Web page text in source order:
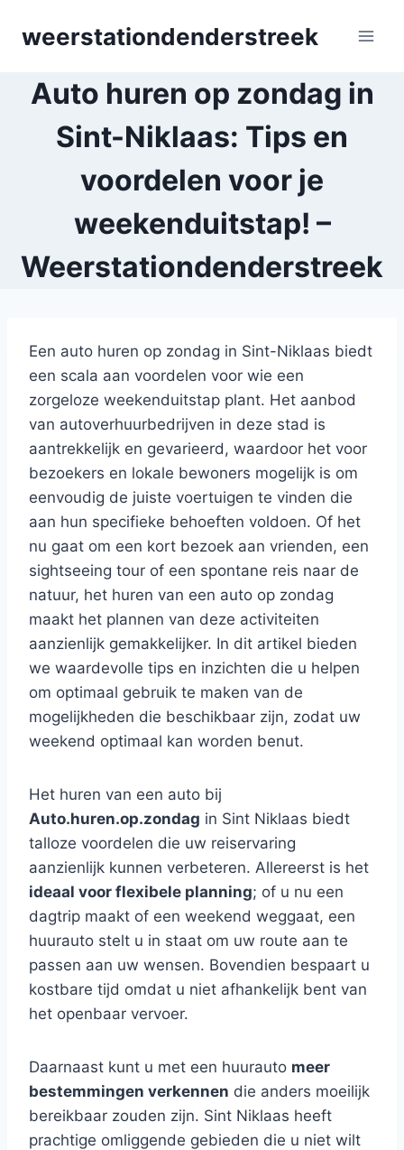
weerstationdenderstreek
Auto huren op zondag in
Sint-Niklaas: Tips en
voordelen voor je
weekenduitstap! –
Weerstationdenderstreek
Een auto huren op zondag in Sint-Niklaas biedt
een scala aan voordelen voor wie een
zorgeloze weekenduitstap plant. Het aanbod
van autoverhuurbedrijven in deze stad is
aantrekkelijk en gevarieerd, waardoor het voor
bezoekers en lokale bewoners mogelijk is om
eenvoudig de juiste voertuigen te vinden die
aan hun specifieke behoeften voldoen. Of het
nu gaat om een kort bezoek aan vrienden, een
sightseeing tour of een spontane reis naar de
natuur, het huren van een auto op zondag
maakt het plannen van deze activiteiten
aanzienlijk gemakkelijker. In dit artikel bieden
we waardevolle tips en inzichten die u helpen
om optimaal gebruik te maken van de
mogelijkheden die beschikbaar zijn, zodat uw
weekend optimaal kan worden benut.
Het huren van een auto bij
Auto.huren.op.zondag in Sint Niklaas biedt
talloze voordelen die uw reiservaring
aanzienlijk kunnen verbeteren. Allereerst is het
ideaal voor flexibele planning; of u nu een
dagtrip maakt of een weekend weggaat, een
huurauto stelt u in staat om uw route aan te
passen aan uw wensen. Bovendien bespaart u
kostbare tijd omdat u niet afhankelijk bent van
het openbaar vervoer.
Daarnaast kunt u met een huurauto meer
bestemmingen verkennen die anders moeilijk
bereikbaar zouden zijn. Sint Niklaas heeft
prachtige omliggende gebieden die u niet wilt